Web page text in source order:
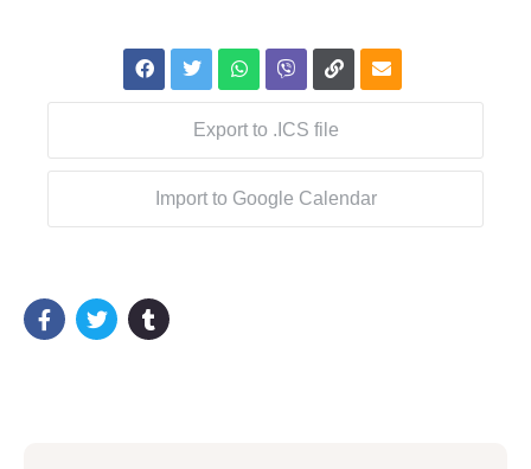
Export to .ICS file
Import to Google Calendar